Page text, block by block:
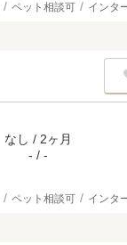
ペット相談可 インタ
なし / 2ヶ月
- / -
ペット相談可 インタ